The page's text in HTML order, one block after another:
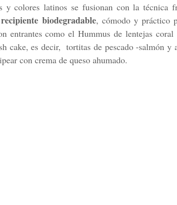
y colores latinos se fusionan con la técnica
recipiente biodegradable, cómodo y práctico
entrantes como el Hummus de lentejas
cake, es decir,  tortitas de pescado -salmón y
con crema de queso ahumado.